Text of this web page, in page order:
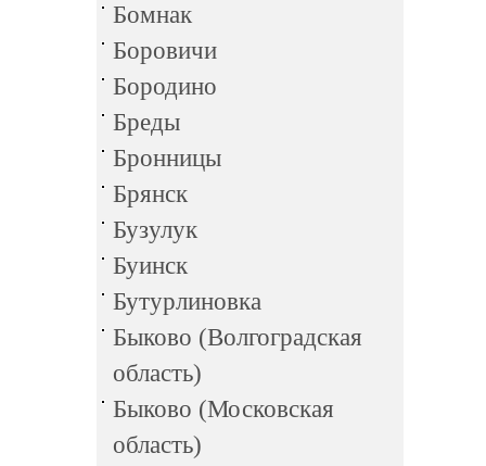
Бомнак
Боровичи
Бородино
Бреды
Бронницы
Брянск
Бузулук
Буинск
Бутурлиновка
Быково (Волгоградская
область)
Быково (Московская
область)